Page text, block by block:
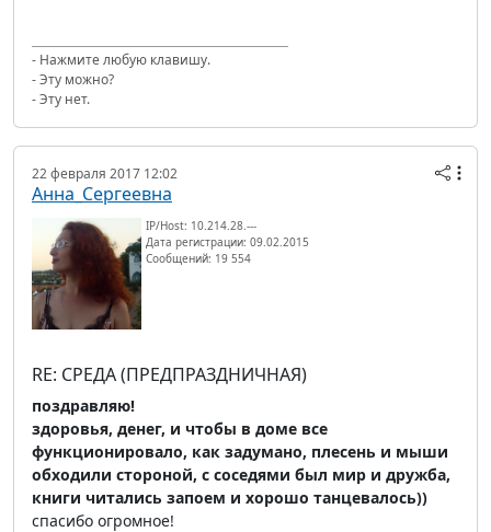
- Нажмите любую клавишу.
- Эту можно?
- Эту нет.
22 февраля 2017 12:02
Анна_Сергеевна
IP/Host: 10.214.28.---
Дата регистрации: 09.02.2015
Сообщений: 19 554
RE: СРЕДА (ПРЕДПРАЗДНИЧНАЯ)
поздравляю!
здоровья, денег, и чтобы в доме все
функционировало, как задумано, плесень и мыши
обходили стороной, с соседями был мир и дружба,
книги читались запоем и хорошо танцевалось))
спасибо огромное!